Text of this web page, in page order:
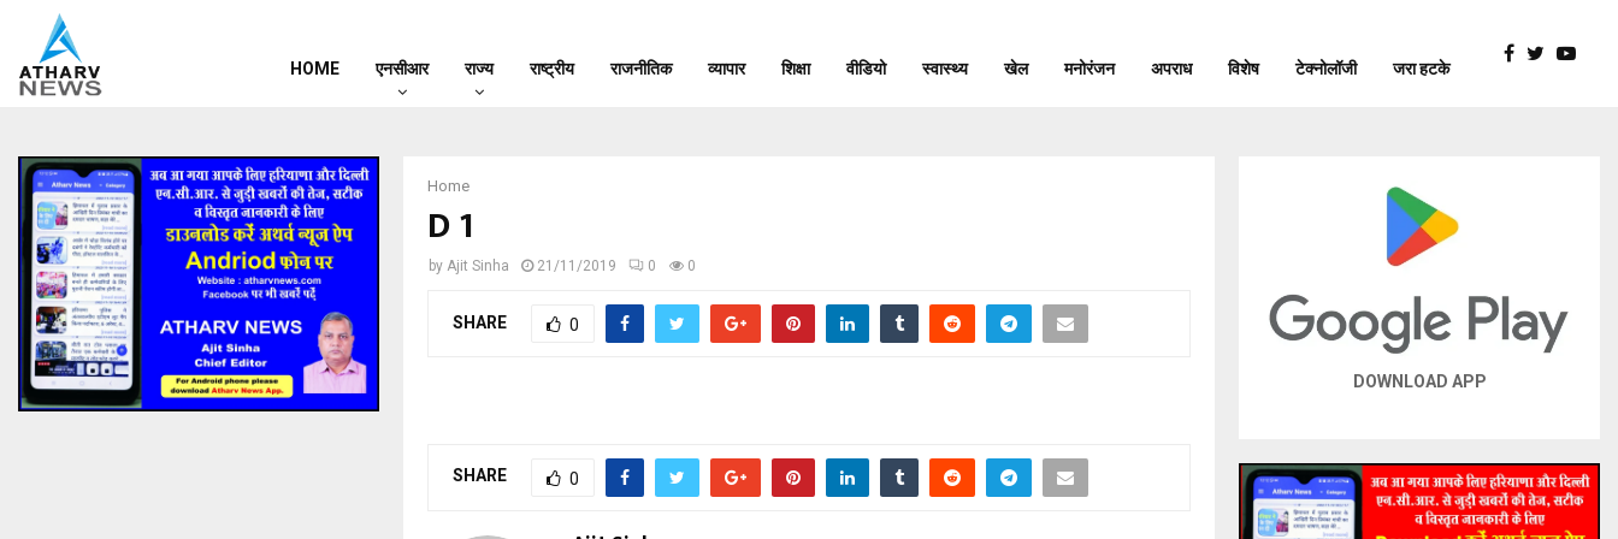
HOME एनसीआर राज्य राष्ट्रीय राजनीतिक व्यापार शिक्षा वीडियो स्वास्थ्य खेल मनोरंजन अपराध विशेष टेक्नोलॉजी जरा हटके
Home
D 1
by Ajit Sinha 21/11/2019 0 0
SHARE 0
SHARE 0
DOWNLOAD APP